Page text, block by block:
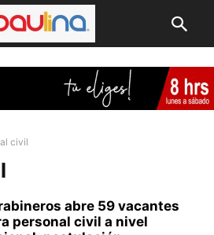
civil
abre 59 vacantes
personal civil a nivel